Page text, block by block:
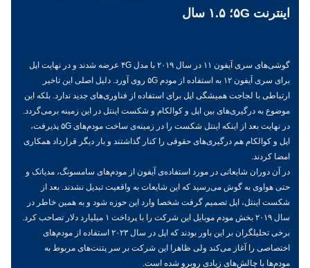
اینترنت ۵G؛ ۱.۵ سال
گوشی‌های سری آیفون ۱۱ در سال ۲۰۱۹ با مدل ۴G عرضه شدند و در نهایت اپل
برای سری آیفون ۱۲ به استفاده از مودم ۵G روی آورد. دلیل اصلی این تاخیر
ارتباطی با لجاجت همیشگی اپل برای استفاده از فناوری‌های جدید ندارد. بلکه این
موضوع به درگیری‌های بین اپل و کوالکام و شکست اینتل در این زمینه برمی‌گردد.
در نهایت بعد از اینکه اینتل شکست را در زمینه‌ی ساخت مودم‌های ۵G پذیرفت،
اپل و کوالکام هم درگیری‌های حقوقی را کنار گذاشتند و بار دیگر قرارداد همکاری
امضا کردند.
در آن دوران شایعاتی در مورد استفاده‌ی آیفون از مودم‌های سامسونگ، مدیاتک و
حتی هواوی به گوش می‌رسید که این شایعات به واقعیت تبدیل نشدند. بعد از
شکست اینتل، اپل تصمیم گرفت شخصا وارد این حوزه شود و به همین خاطر در
سال ۲۰۱۹ بخش مودم موبایل این شرکت را با پرداخت ۱ میلیارد دلار تصاحب کرد.
برخی تحلیلگران بر این باور بودند که اپل در سال ۲۰۲۳ استفاده از مودم‌های
اختصاصی را آغاز می‌کند ولی ظاهرا این شرکت بر سر پتنت‌های مربوط به
مودم‌ها با چالش‌های زیادی روبرو شده است.